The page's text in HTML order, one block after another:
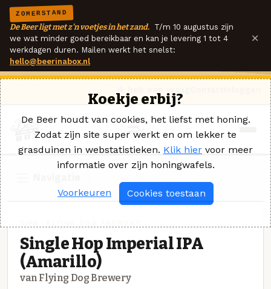
ZOMERSTAND
De Beer ligt met z'n voetjes in het zand. T/m 10 augustus zijn
we wat minder goed bereikbaar en kan je levering 1 tot 4
werkdagen duren. Mailen werkt het snelst:
hello@beerinabox.nl
×
Single Hop Imperial IPA
(Amarillo)
van Flying Dog Brewery
Koekje erbij?
De Beer houdt van cookies, het liefst met honing.
Zodat zijn site super werkt en om lekker te
grasduinen in webstatistieken. Klik hier voor meer
informatie over zijn honingwafels.
Voorkeuren Cookies toestaan